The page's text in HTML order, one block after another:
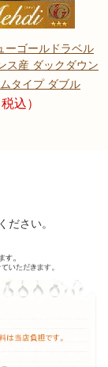
ーゴールドラベル
ス産 ダックダウン
タイプ ダブル
込）
ださい。